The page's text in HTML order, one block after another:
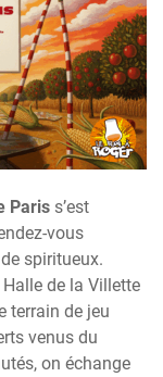
Paris s’est
vous
spiritueux.
Halle de la Villette
terrain de jeu
venus du
on échange